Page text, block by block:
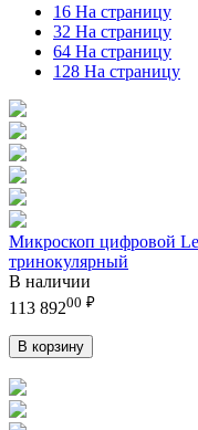
16 На страницу
32 На страницу
64 На страницу
128 На страницу
Микроскоп цифровой
тринокулярный
В наличии
113 89200 ₽
В корзину